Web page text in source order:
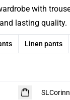
with
lasting quality.
Linen pants